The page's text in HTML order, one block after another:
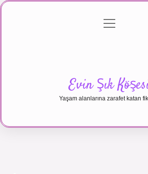
Gizlilik Politikası
menüyü
Evin Şık
Yaşam alanlarına zarafet katan